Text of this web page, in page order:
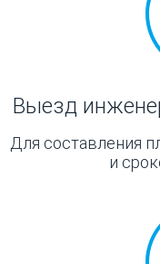
Выезд
Для составления
и